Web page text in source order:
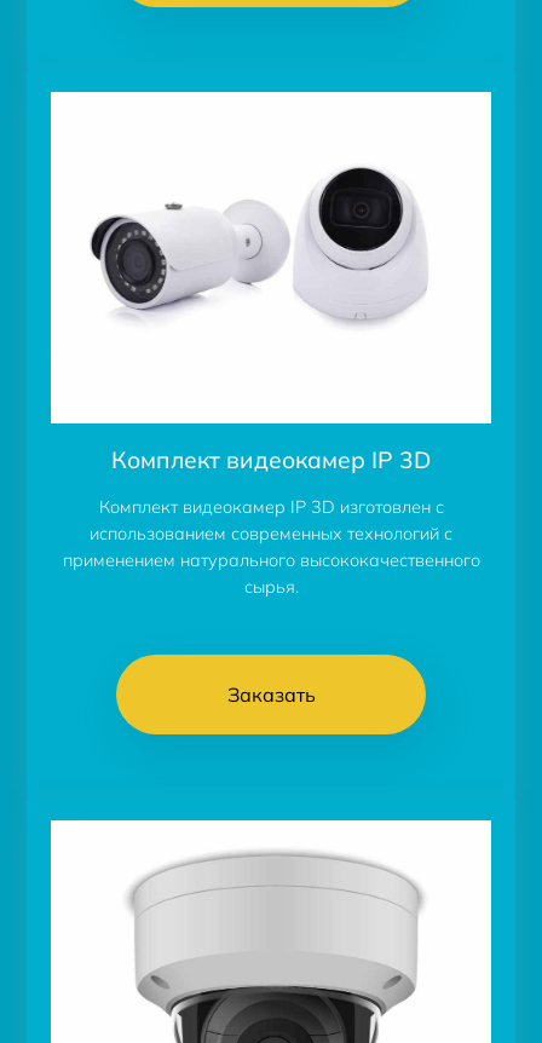
Комплект видеокамер IP 3D
Комплект видеокамер IP 3D изготовлен с
использованием современных технологий с
применением натурального высококачественного
сырья.
Заказать